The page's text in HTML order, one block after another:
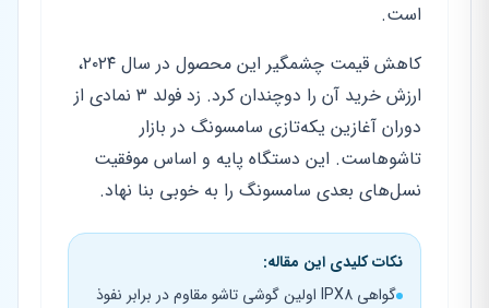
است.
کاهش قیمت چشمگیر این محصول در سال ۲۰۲۴،
ارزش خرید آن را دوچندان کرد. زد فولد ۳ نمادی از
دوران آغازین یکه‌تازی سامسونگ در بازار
تاشوهاست. این دستگاه پایه و اساس موفقیت
نسل‌های بعدی سامسونگ را به خوبی بنا نهاد.
نکات کلیدی این مقاله:
گواهی IPX8 اولین گوشی تاشو مقاوم در برابر نفوذ